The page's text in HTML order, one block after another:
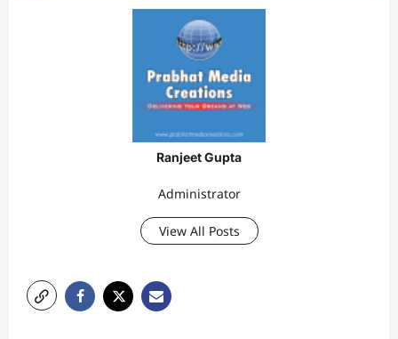
Ranjeet Gupta
Administrator
View All Posts